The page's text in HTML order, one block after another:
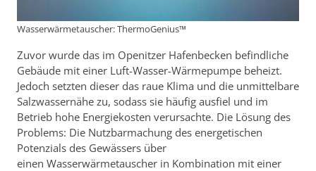
Wasserwärmetauscher: ThermoGenius™
Zuvor wurde das im Openitzer Hafenbecken befindliche
Gebäude mit einer Luft-Wasser-Wärmepumpe beheizt.
Jedoch setzten dieser das raue Klima und die unmittelbare
Salzwassernähe zu, sodass sie häufig ausfiel und im
Betrieb hohe Energiekosten verursachte. Die Lösung des
Problems: Die Nutzbarmachung des energetischen
Potenzials des Gewässers über
einen Wasserwärmetauscher in Kombination mit einer